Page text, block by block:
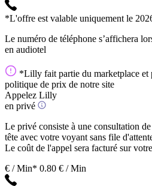
*L'offre est valable uniquement le
Le numéro de téléphone s’affichera
en audiotel
*Lilly fait partie du marketplace et
politique de prix de notre site
Appelez Lilly
en privé
Le privé consiste à une consultation
tête avec votre voyant sans file
Le coût de l'appel sera facturé sur
€ / Min* 0.80 € / Min